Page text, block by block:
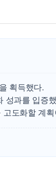
이란 핵심
美 고용 쇼크
[AI MY 뉴스]
[사진] 이슬람
뉴욕증시 개
보훈부, 미
李 "해남 태
획득했다.
성과를 입증
고도화할 계